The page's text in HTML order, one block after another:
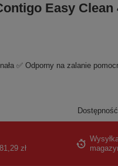
Easy
✅ Odporny na zalanie
81,29 zł